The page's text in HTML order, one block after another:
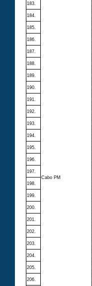
Cabo PM
183.
184.
185.
186.
187.
188.
189.
190.
191.
192.
193.
194.
195.
196.
197.
198.
199.
200.
201.
202.
203.
204.
205.
206.